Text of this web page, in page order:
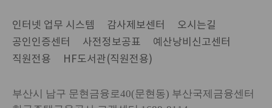
인터넷 업무 시스템 감사제보센터
오시는길
공인인증센터
사전정보공표
예산낭비신고센터
직원전용
HF도서관(직원전용)
부산시 남구 문현금융로40(문현동) 부산국제금융센터